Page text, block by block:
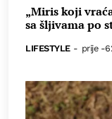
„Miris koji
sa šljivama po
LIFESTYLE - prije -